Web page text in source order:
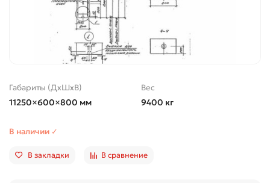
Габариты (ДхШхВ)
11250×600×800 мм
Вес
9400 кг
В наличии ✓
В закладки В сравнение